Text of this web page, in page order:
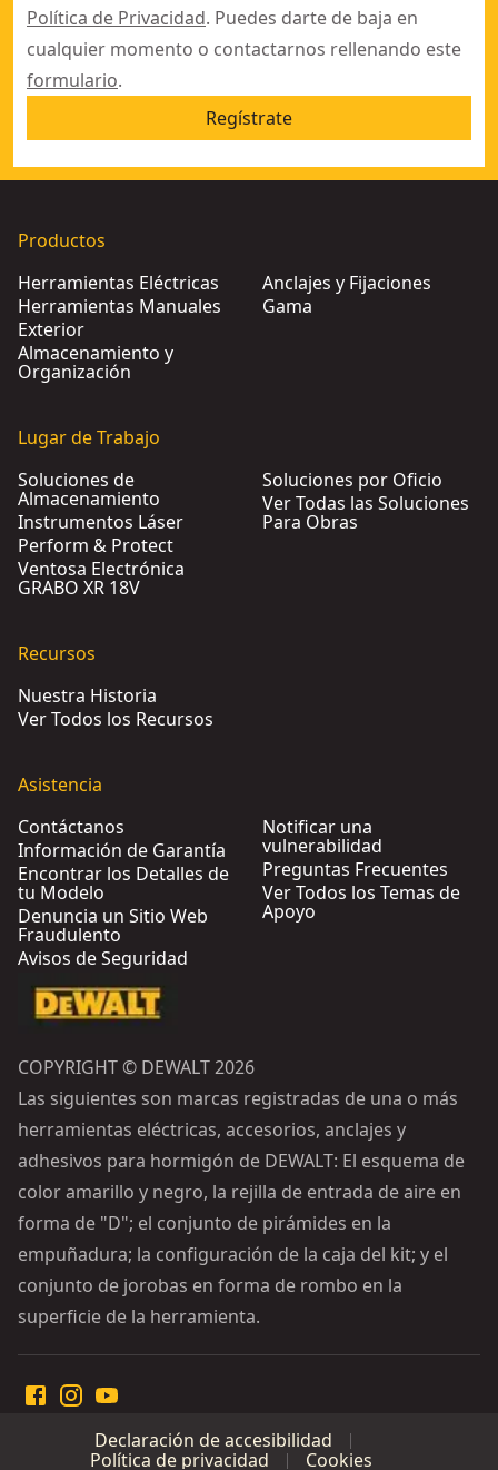
Política de Privacidad. Puedes darte de baja en
cualquier momento o contactarnos rellenando este
formulario.
Regístrate
Productos
Herramientas Eléctricas
Herramientas Manuales
Exterior
Almacenamiento y
Organización
Anclajes y Fijaciones
Gama
Lugar de Trabajo
Soluciones de
Almacenamiento
Instrumentos Láser
Perform & Protect
Ventosa Electrónica
GRABO XR 18V
Soluciones por Oficio
Ver Todas las Soluciones
Para Obras
Recursos
Nuestra Historia
Ver Todos los Recursos
Asistencia
Contáctanos
Información de Garantía
Encontrar los Detalles de
tu Modelo
Denuncia un Sitio Web
Fraudulento
Avisos de Seguridad
Notificar una
vulnerabilidad
Preguntas Frecuentes
Ver Todos los Temas de
Apoyo
COPYRIGHT © DEWALT 2026
Las siguientes son marcas registradas de una o más
herramientas eléctricas, accesorios, anclajes y
adhesivos para hormigón de DEWALT: El esquema de
color amarillo y negro, la rejilla de entrada de aire en
forma de "D"; el conjunto de pirámides en la
empuñadura; la configuración de la caja del kit; y el
conjunto de jorobas en forma de rombo en la
superficie de la herramienta.
Declaración de accesibilidad
Política de privacidad
Cookies